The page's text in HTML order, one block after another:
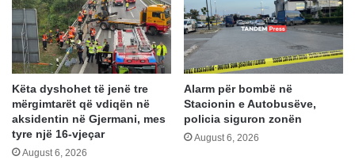
Këta dyshohet të jenë tre
mërgimtarët që vdiqën në
aksidentin në Gjermani, mes
tyre një 16-vjeçar
August 6, 2026
Alarm për bombë në
Stacionin e Autobusëve,
policia siguron zonën
August 6, 2026